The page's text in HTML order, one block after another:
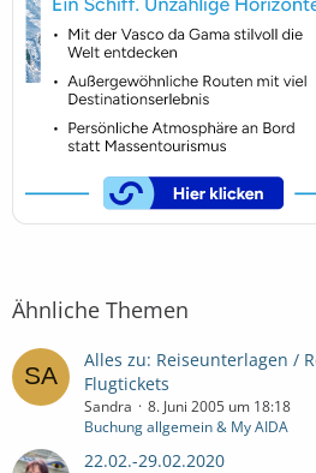
Ähnliche Themen
Alles zu: Reiseunterlagen /
Flugtickets
Sandra
8. Juni 2005 um 18:18
Buchung allgemein & My AIDA
22.02.-29.02.2020